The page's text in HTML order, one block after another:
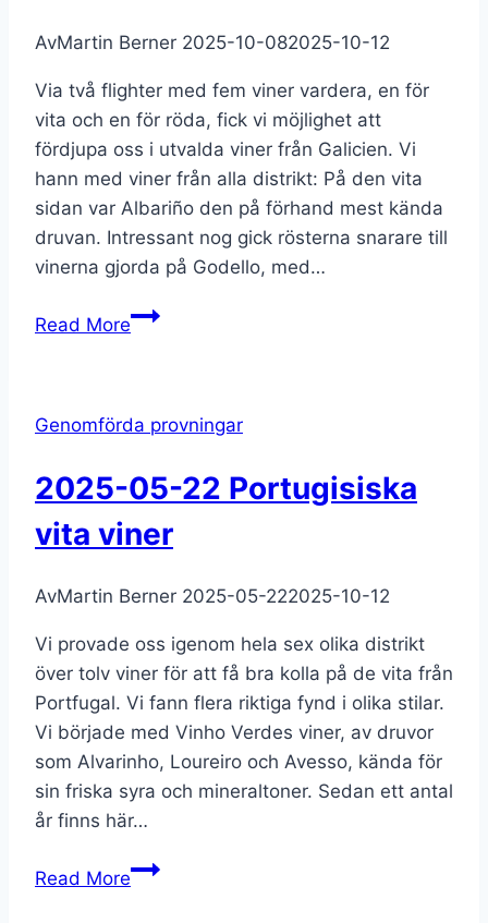
AvMartin Berner 2025-10-082025-10-12
Via två flighter med fem viner vardera, en för
vita och en för röda, fick vi möjlighet att
fördjupa oss i utvalda viner från Galicien. Vi
hann med viner från alla distrikt: På den vita
sidan var Albariño den på förhand mest kända
druvan. Intressant nog gick rösterna snarare till
vinerna gjorda på Godello, med…
Read MoreViner
10-
Genomförda provningar
2025-05-22 Portugisiska
vita viner
AvMartin Berner 2025-05-222025-10-12
Vi provade oss igenom hela sex olika distrikt
över tolv viner för att få bra kolla på de vita från
Portfugal. Vi fann flera riktiga fynd i olika stilar.
Vi började med Vinho Verdes viner, av druvor
som Alvarinho, Loureiro och Avesso, kända för
sin friska syra och mineraltoner. Sedan ett antal
år finns här…
Read More2025-